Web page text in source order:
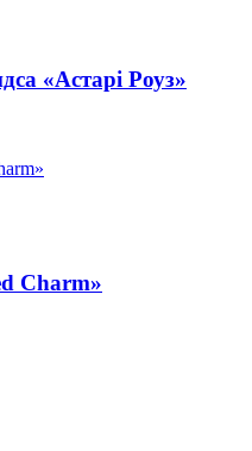
«Астарі Роуз»
Charm»